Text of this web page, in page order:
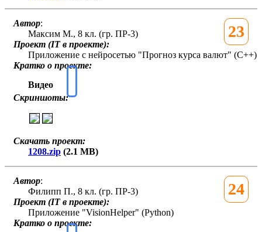
23
Автор:
Максим М., 8 кл. (гр. ПР-3)
Проект (IT в проекте):
Приложение с нейросетью "Прогноз курса валют" (C++)
Кратко о проекте:
Видео
Скриншоты:
Скачать проект:
1208.zip (2.1 MB)
24
Автор:
Филипп П., 8 кл. (гр. ПР-3)
Проект (IT в проекте):
Приложение "VisionHelper" (Python)
Кратко о проекте: